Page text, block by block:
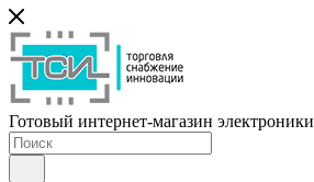
Готовый интернет-магазин электроники